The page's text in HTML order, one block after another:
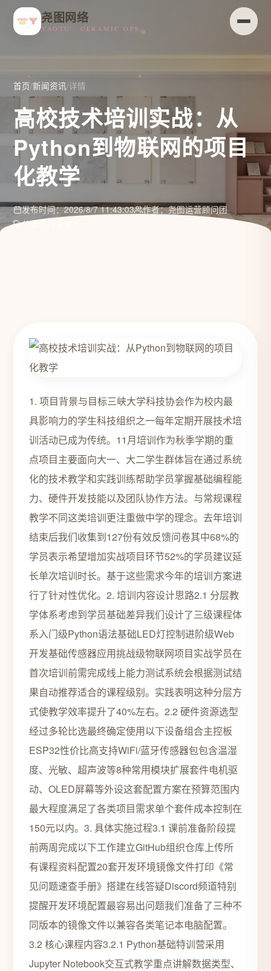
尧图网络
YAOTU · CERAMIC OPS
首页/新闻资讯/详情
高校技术培训实战：从
Python到物联网的项目
化教学
发布时间：2026/8/7 11:43:03
作者：尧图运营顾问团
分类：行业资讯
1. 项目背景与目标三峡大学科技协会作为校内最
具影响力的学生科技组织之一每年定期开展技术培
训活动已成为传统。11月培训作为秋季学期的重
点项目主要面向大一、大二学生群体旨在通过系统
化的技术教学和实践训练帮助学员掌握基础编程能
力、硬件开发技能以及团队协作方法。与常规课程
教学不同这类培训更注重做中学的理念。去年培训
结束后我们收集到127份有效反馈问卷其中68%的
学员表示希望增加实战项目环节52%的学员建议延
长单次培训时长。基于这些需求今年的培训方案进
行了针对性优化。2. 培训内容设计思路2.1 分层教
学体系考虑到学员基础差异我们设计了三级课程体
系入门级Python语法基础LED灯控制进阶级Web
开发基础传感器应用挑战级物联网项目实战学员在
首次培训前需完成线上能力测试系统会根据测试结
果自动推荐适合的课程级别。实践表明这种分层方
式使教学效率提升了40%左右。2.2 硬件资源选型
经过多轮比选最终确定使用以下设备组合主控板
ESP32性价比高支持WiFi/蓝牙传感器包包含温湿
度、光敏、超声波等8种常用模块扩展套件电机驱
动、OLED屏幕等外设这套配置方案在预算范围内
最大程度满足了各类项目需求单个套件成本控制在
150元以内。3. 具体实施过程3.1 课前准备阶段提
前两周完成以下工作建立GitHub组织仓库上传所
有课程资料配置20套开发环境镜像文件打印《常
见问题速查手册》搭建在线答疑Discord频道特别
提醒开发环境配置最容易出问题我们准备了三种不
同版本的镜像文件以兼容各类笔记本电脑配置。
3.2 核心课程内容3.2.1 Python基础特训营采用
Jupyter Notebook交互式教学重点讲解数据类型、